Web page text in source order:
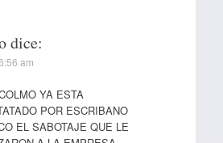
dice:
am
YA ESTA
POR ESCRIBANO
EL SABOTAJE QUE LE